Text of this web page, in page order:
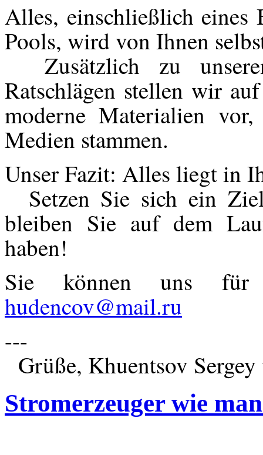
Alles, einschließlich eines
Pools, wird von Ihnen
Zusätzlich zu
Ratschlägen stellen wir
moderne Materialien
Medien stammen.
Unser Fazit: Alles liegt in
Setzen Sie sich ein
bleiben Sie auf dem
haben!
Sie können uns für
hudencov@mail.ru
---
Grüße, Khuentsov
Stromerzeuger wie